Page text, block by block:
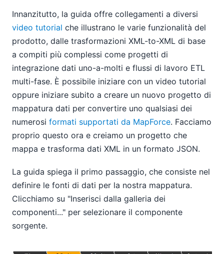
Innanzitutto, la guida offre collegamenti a diversi
video tutorial che illustrano le varie funzionalità del
prodotto, dalle trasformazioni XML-to-XML di base
a compiti più complessi come progetti di
integrazione dati uno-a-molti e flussi di lavoro ETL
multi-fase. È possibile iniziare con un video tutorial
oppure iniziare subito a creare un nuovo progetto di
mappatura dati per convertire uno qualsiasi dei
numerosi formati supportati da MapForce. Facciamo
proprio questo ora e creiamo un progetto che
mappa e trasforma dati XML in un formato JSON.
La guida spiega il primo passaggio, che consiste nel
definire le fonti di dati per la nostra mappatura.
Clicchiamo su "Inserisci dalla galleria dei
componenti..." per selezionare il componente
sorgente.